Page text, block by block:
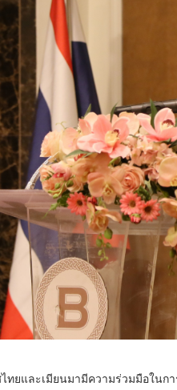
ทยและเมียนมามีความร่วมมือใน